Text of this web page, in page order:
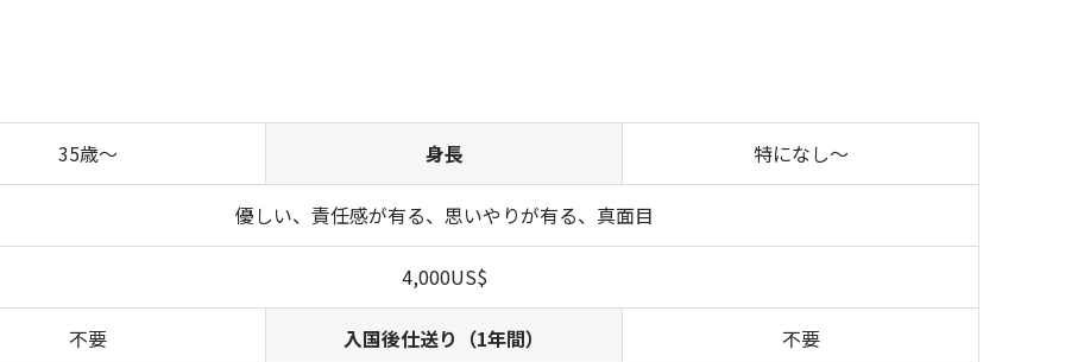
35歳～ 身長 特になし～
優しい、責任感が有る、思いやりが有る、真面目
4,000US$
不要 入国後仕送り（1年間） 不要